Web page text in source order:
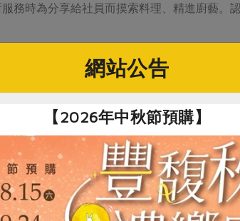
務時為分享給社員而摸索料理、精進廚藝。
喜歡一群人共享食物的感覺而愛上料理。愛
網站公告
【2026年中秋節預購】